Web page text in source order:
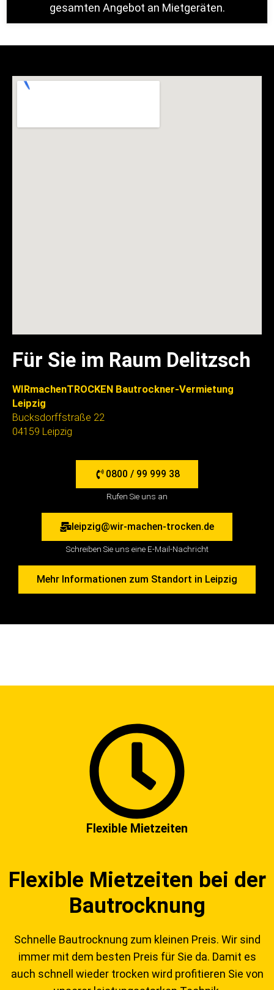
gesamten Angebot an Mietgeräten.
Für Sie im Raum Delitzsch
WIRmachenTROCKEN Bautrockner-Vermietung
Leipzig
Bucksdorffstraße 22
04159 Leipzig
0800 / 99 999 38
Rufen Sie uns an
leipzig@wir-machen-trocken.de
Schreiben Sie uns eine E-Mail-Nachricht
Mehr Informationen zum Standort in Leipzig
Flexible Mietzeiten
Flexible Mietzeiten bei der
Bautrocknung
Schnelle Bautrocknung zum kleinen Preis. Wir sind
immer mit dem besten Preis für Sie da. Damit es
auch schnell wieder trocken wird profitieren Sie von